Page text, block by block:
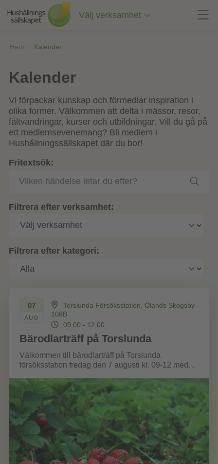
innehåll
Välj verksamhet
Hem Kalender
Kalender
Vi förpackar kunskap och förmedlar inspiration i
olika former. Välkommen att delta i mässor, resor,
fältvandringar, kurser och utbildningar. Vill du gå på
ett medlemsevenemang? Bli medlem i
Hushållningssällskapet där du bor!
Fritextsök:
Filtrera efter verksamhet:
Filtrera efter kategori:
07
AUG
Torslunda Försöksstation, Ölands Skogsby
106B
09:00 - 12:00
Bärodlarträff på Torslunda
Välkommen till bärodlarträff på Torslunda
försöksstation fredag den 7 augusti kl. 09-12 med